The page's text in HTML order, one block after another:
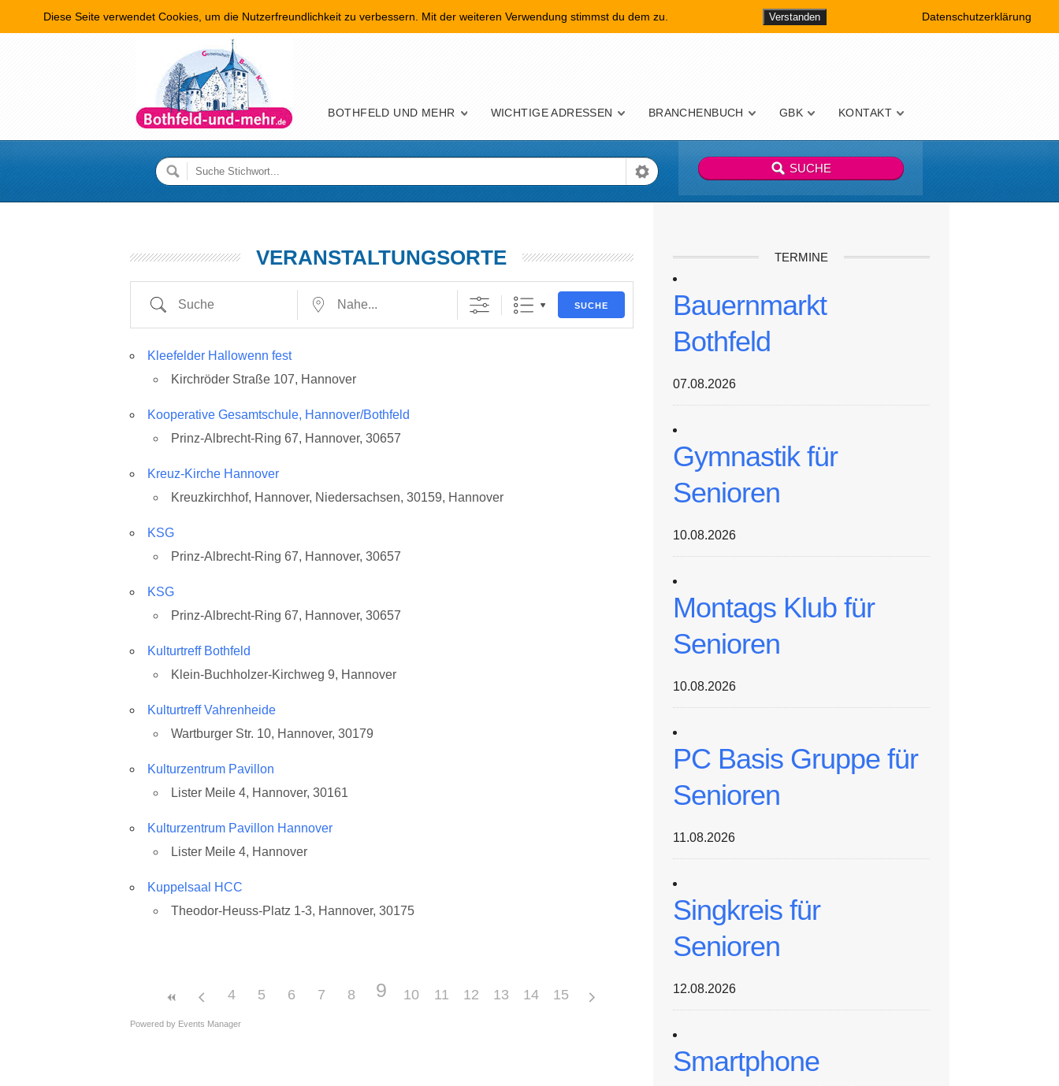
Hauptmenü
BOTHFELD UND MEHR WICHTIGE ADRESSEN BRANCHENBUCH GBK KONTAKT
VERANSTALTUNGSORTE
Suche Nahe...
SUCHE
Kleefelder Hallowenn fest
Kirchröder Straße 107, Hannover
Kooperative Gesamtschule, Hannover/Bothfeld
Prinz-Albrecht-Ring 67, Hannover, 30657
Kreuz-Kirche Hannover
Kreuzkirchhof, Hannover, Niedersachsen, 30159, Hannover
KSG
Prinz-Albrecht-Ring 67, Hannover, 30657
KSG
Prinz-Albrecht-Ring 67, Hannover, 30657
Kulturtreff Bothfeld
Klein-Buchholzer-Kirchweg 9, Hannover
Kulturtreff Vahrenheide
Wartburger Str. 10, Hannover, 30179
Kulturzentrum Pavillon
Lister Meile 4, Hannover, 30161
Kulturzentrum Pavillon Hannover
Lister Meile 4, Hannover
Kuppelsaal HCC
Theodor-Heuss-Platz 1-3, Hannover, 30175
4 5 6 7 8 9 10 11 12 13 14 15
Powered by Events Manager
TERMINE
Bauernmarkt
Bothfeld
07.08.2026
Gymnastik für
Senioren
10.08.2026
Montags Klub für
Senioren
10.08.2026
PC Basis Gruppe für
Senioren
11.08.2026
Singkreis für
Senioren
12.08.2026
Smartphone
Diese Seite verwendet Cookies, um die Nutzerfreundlichkeit zu verbessern. Mit der weiteren Verwendung stimmst du dem zu. Verstanden Datenschutzerklärung